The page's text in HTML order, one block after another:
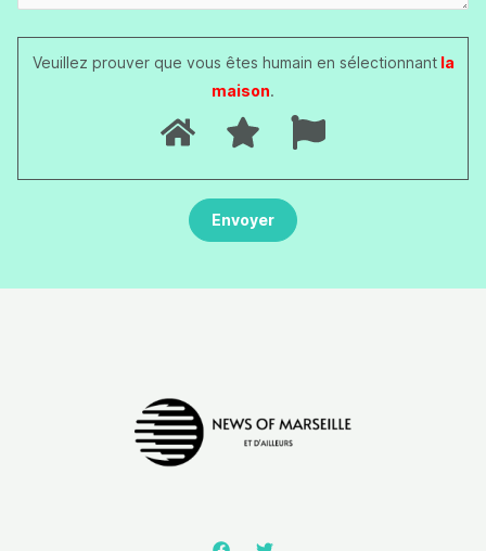
Veuillez prouver que vous êtes humain en sélectionnantla
maison.